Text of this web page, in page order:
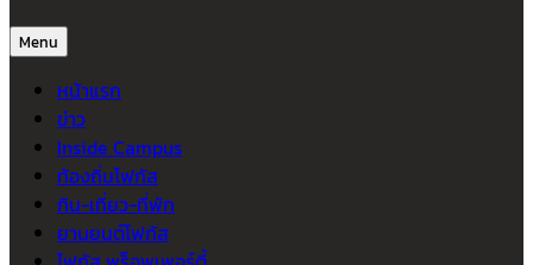
Menu
หน้าแรก
ข่าว
Inside Campus
ท้องถิ่นโฟกัส
กิน-เที่ยว-ที่พัก
ยานยนต์โฟกัส